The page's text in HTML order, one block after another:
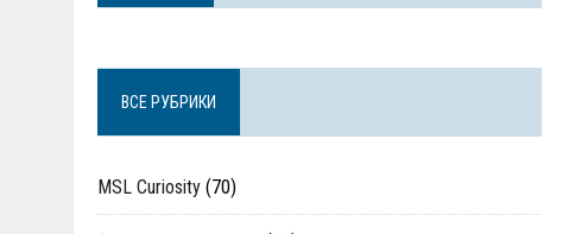
ВСЕ РУБРИКИ
MSL Curiosity (70)